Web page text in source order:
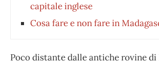
capitale inglese
Cosa fare e non fare in
Poco distante dalle antiche rovine di